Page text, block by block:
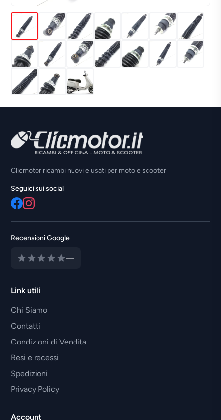
Clicmotor ricambi nuovi e usati per moto e scooter
Seguici sui social
Recensioni Google
—
Link utili
Chi Siamo
Contatti
Condizioni di Vendita
Resi e recessi
Spedizioni
Privacy Policy
Account